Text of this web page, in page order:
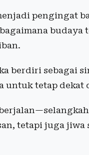
pengingat
budaya
berdiri sebagai
untuk tetap dekat
tetapi juga jiwa